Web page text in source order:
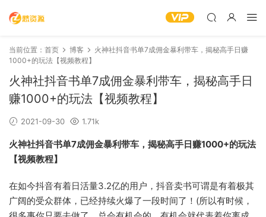
当前位置： 首页 博客
火神社抖音书单7成佣金暴利带车，揭秘高手日赚
1000+的玩法【视频教程】
火神社抖音书单7成佣金暴利带车，揭秘高手日
赚1000+的玩法【视频教程】
2021-09-30 1.71k
火神社抖音书单7成佣金暴利带车，揭秘高手日赚1000+的玩法
【视频教程】
在如今抖音有着日活量3.2亿的用户，抖音卖书可谓是有着极其
广阔的受众群体，已经持续火爆了一段时间了！(所以有时候，